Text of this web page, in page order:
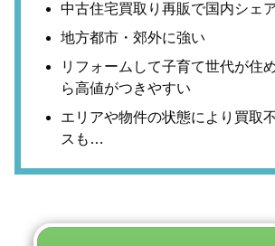
中古住宅買取り再販で国内シェ
地方都市・郊外に強い
リフォームして子育て世代が住
ら高値がつきやすい
エリアや物件の状態により買取
スも…